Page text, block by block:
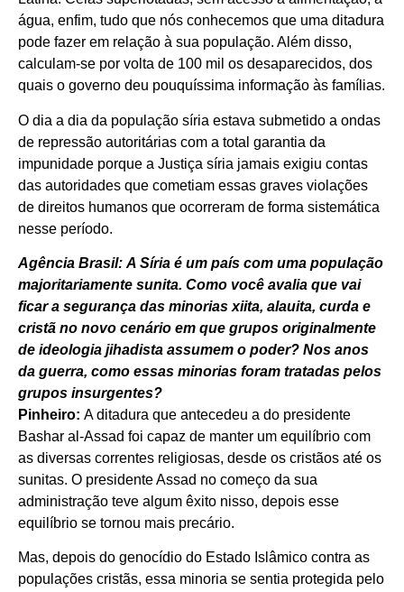
água, enfim, tudo que nós conhecemos que uma ditadura
pode fazer em relação à sua população. Além disso,
calculam-se por volta de 100 mil os desaparecidos, dos
quais o governo deu pouquíssima informação às famílias.
O dia a dia da população síria estava submetido a ondas
de repressão autoritárias com a total garantia da
impunidade porque a Justiça síria jamais exigiu contas
das autoridades que cometiam essas graves violações
de direitos humanos que ocorreram de forma sistemática
nesse período.
Agência Brasil: A Síria é um país com uma população
majoritariamente sunita. Como você avalia que vai
ficar a segurança das minorias xiita, alauita, curda e
cristã no novo cenário em que grupos originalmente
de ideologia jihadista assumem o poder? Nos anos
da guerra, como essas minorias foram tratadas pelos
grupos insurgentes?
Pinheiro: A ditadura que antecedeu a do presidente
Bashar al-Assad foi capaz de manter um equilíbrio com
as diversas correntes religiosas, desde os cristãos até os
sunitas. O presidente Assad no começo da sua
administração teve algum êxito nisso, depois esse
equilíbrio se tornou mais precário.
Mas, depois do genocídio do Estado Islâmico contra as
populações cristãs, essa minoria se sentia protegida pelo